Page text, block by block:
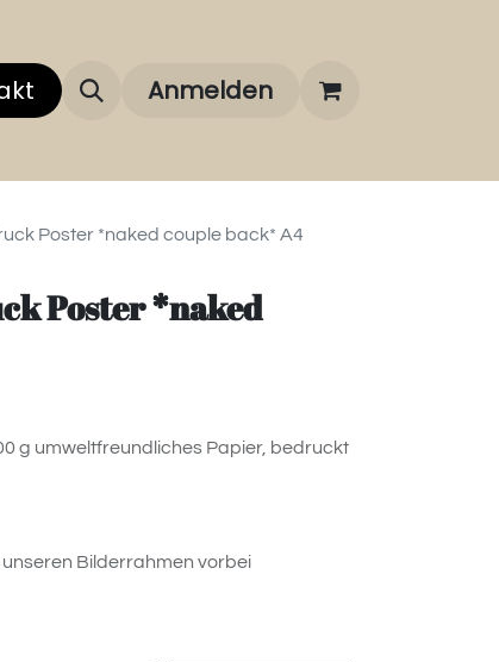
Über unsere Marken FAQ
Anmelden
Poster *naked couple back* A4
Poster *naked
g umweltfreundliches Papier, bedruckt
Bilderrahmen vorbei